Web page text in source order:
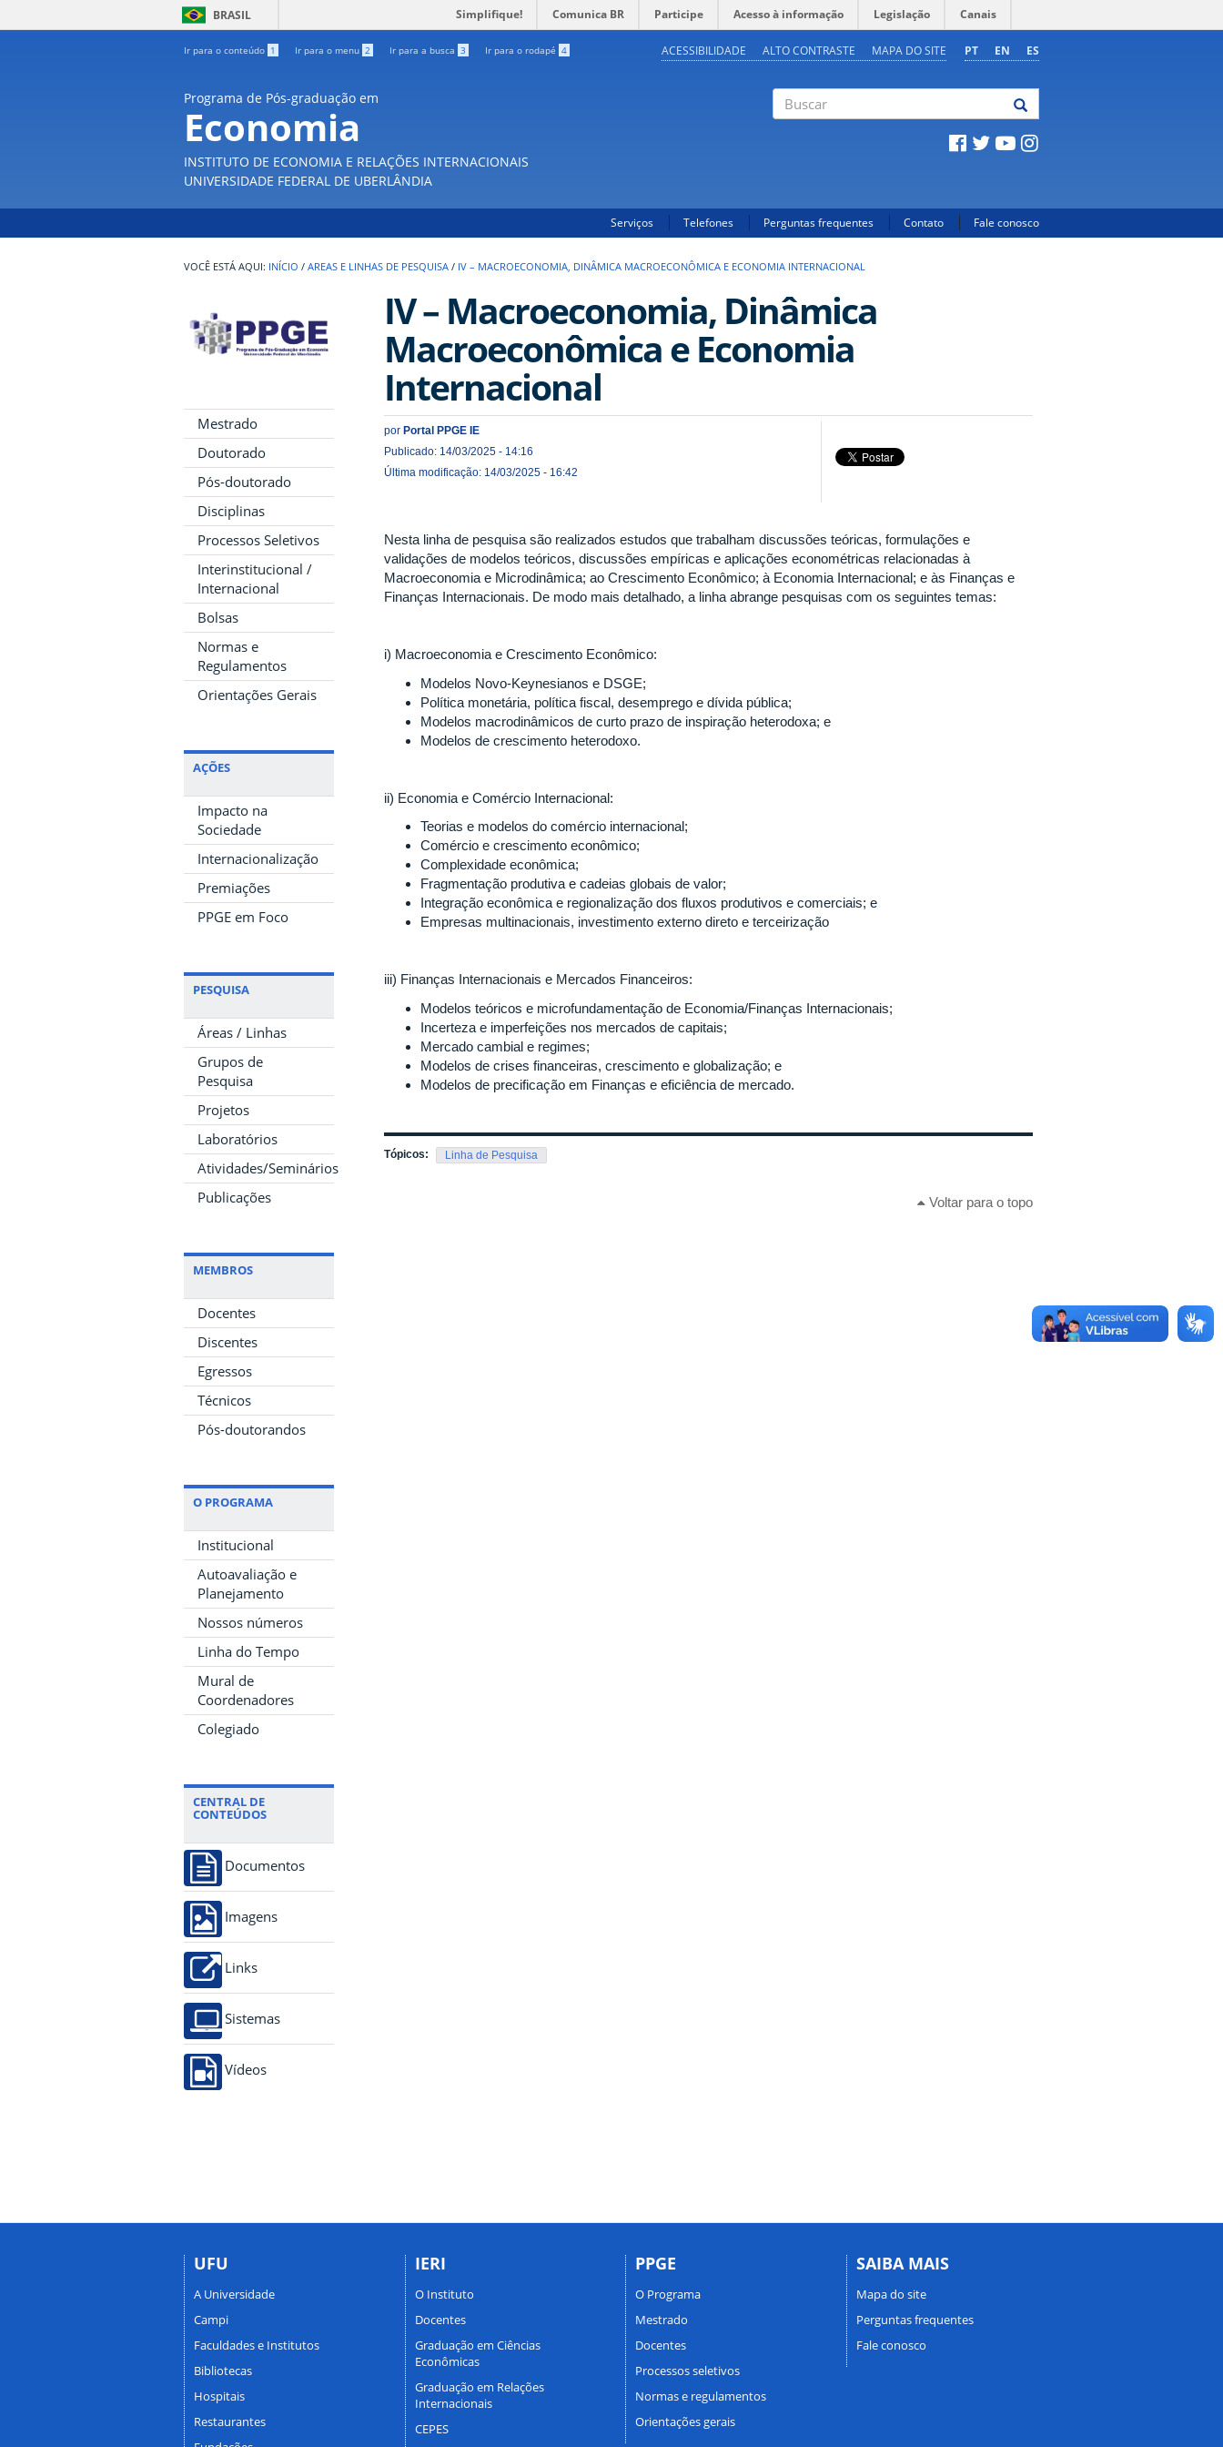
BRASIL Simplifique! Comunica BR Participe Acesso à informação Legislação Canais
Ir para o conteúdo 1 Ir para o menu 2 Ir para a busca 3 Ir para o rodapé 4 PT EN ES
ACESSIBILIDADE ALTO CONTRASTE MAPA DO SITE
Programa de Pós-graduação em
Economia
INSTITUTO DE ECONOMIA E RELAÇÕES INTERNACIONAIS
UNIVERSIDADE FEDERAL DE UBERLÂNDIA
Serviços Telefones Perguntas frequentes Contato Fale conosco
INÍCIO / AREAS E LINHAS DE PESQUISA / IV – MACROECONOMIA, DINÂMICA MACROECONÔMICA E ECONOMIA INTERNACIONAL
Mestrado
Doutorado
Pós-doutorado
Disciplinas
Processos Seletivos
Interinstitucional /
Internacional
Bolsas
Normas e
Regulamentos
Orientações Gerais
AÇÕES
Impacto na
Sociedade
Internacionalização
Premiações
PPGE em Foco
PESQUISA
Áreas / Linhas
Grupos de
Pesquisa
Projetos
Laboratórios
Atividades/Seminários
Publicações
MEMBROS
Docentes
Discentes
Egressos
Técnicos
Pós-doutorandos
O PROGRAMA
Institucional
Autoavaliação e
Planejamento
Nossos números
Linha do Tempo
Mural de
Coordenadores
Colegiado
CENTRAL DE
CONTEÚDOS
Documentos
Imagens
Links
Sistemas
Vídeos
IV – Macroeconomia, Dinâmica
Macroeconômica e Economia
Internacional
por Portal PPGE IE
Publicado: 14/03/2025 - 14:16
Última modificação: 14/03/2025 - 16:42
Nesta linha de pesquisa são realizados estudos que trabalham discussões teóricas, formulações e
validações de modelos teóricos, discussões empíricas e aplicações econométricas relacionadas à
Macroeconomia e Microdinâmica; ao Crescimento Econômico; à Economia Internacional; e às Finanças e
Finanças Internacionais. De modo mais detalhado, a linha abrange pesquisas com os seguintes temas:
i) Macroeconomia e Crescimento Econômico:
Modelos Novo-Keynesianos e DSGE;
Política monetária, política fiscal, desemprego e dívida pública;
Modelos macrodinâmicos de curto prazo de inspiração heterodoxa; e
Modelos de crescimento heterodoxo.
ii) Economia e Comércio Internacional:
Teorias e modelos do comércio internacional;
Comércio e crescimento econômico;
Complexidade econômica;
Fragmentação produtiva e cadeias globais de valor;
Integração econômica e regionalização dos fluxos produtivos e comerciais; e
Empresas multinacionais, investimento externo direto e terceirização
iii) Finanças Internacionais e Mercados Financeiros:
Modelos teóricos e microfundamentação de Economia/Finanças Internacionais;
Incerteza e imperfeições nos mercados de capitais;
Mercado cambial e regimes;
Modelos de crises financeiras, crescimento e globalização; e
Modelos de precificação em Finanças e eficiência de mercado.
Tópicos: Linha de Pesquisa
Voltar para o topo
UFU
A Universidade
Campi
Faculdades e Institutos
Bibliotecas
Hospitais
Restaurantes
IERI
O Instituto
Docentes
Graduação em Ciências
Econômicas
Graduação em Relações
Internacionais
CEPES
PPGE
O Programa
Mestrado
Docentes
Processos seletivos
Normas e regulamentos
Orientações gerais
SAIBA MAIS
Mapa do site
Perguntas frequentes
Fale conosco